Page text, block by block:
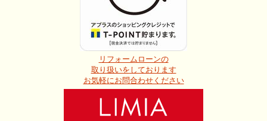
リフォームローンの
取り扱いをしております
お気軽にお問合わせください